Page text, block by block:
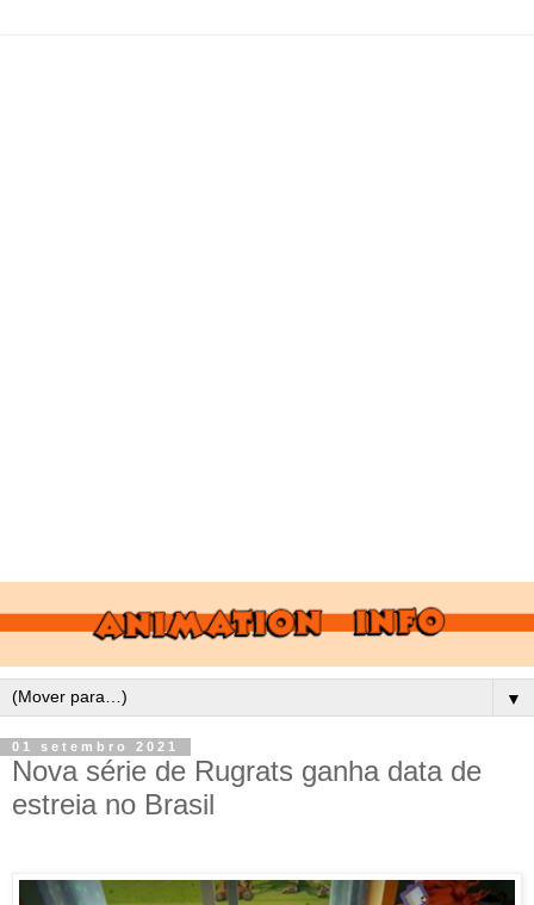
▼
01 setembro 2021
Nova série de Rugrats ganha data de
estreia no Brasil